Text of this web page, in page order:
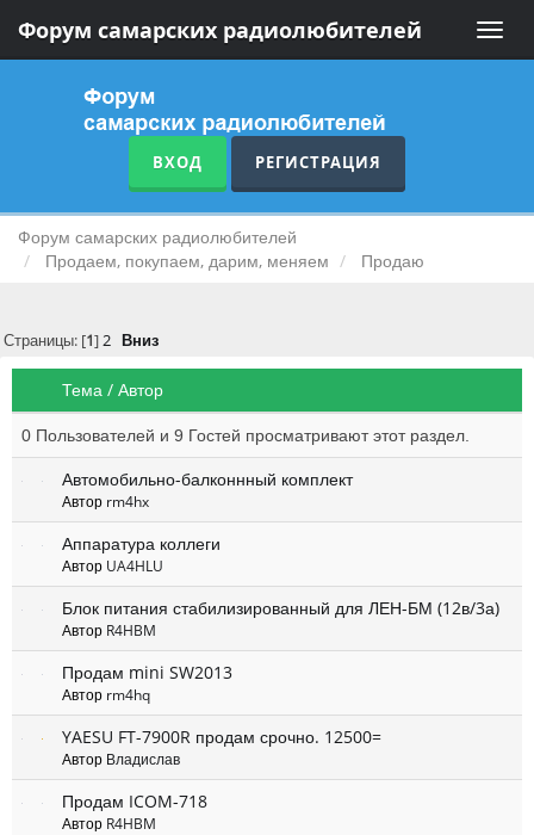
Toggle
Форум самарских радиолюбителей
ВХОД РЕГИСТРАЦИЯ
Форум самарских радиолюбителей
Продаем, покупаем, дарим, меняем
Продаю
Страницы: [1]2 Вниз
Тема / Автор
0 Пользователей и 9 Гостей просматривают этот раздел.
Автомобильно-балконнный комплект
Автор rm4hx
Аппаратура коллеги
Автор UA4HLU
Блок питания стабилизированный для ЛЕН-БМ (12в/3а)
Автор R4HBM
Продам mini SW2013
Автор rm4hq
YAESU FT-7900R продам срочно. 12500=
Автор Владислав
Продам ICOM-718
Автор R4HBM